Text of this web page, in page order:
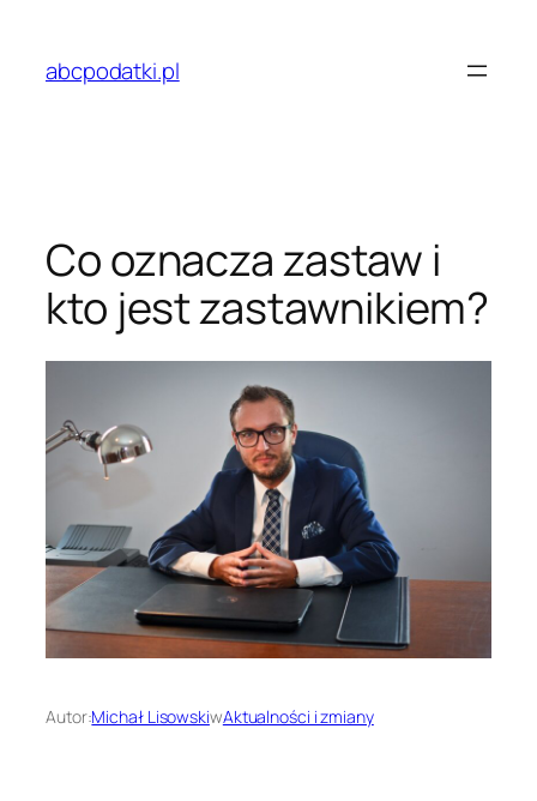
treściabcpodatki.pl
Co oznacza zastaw i
kto jest zastawnikiem?
Autor:Michał LisowskiwAktualności i zmiany